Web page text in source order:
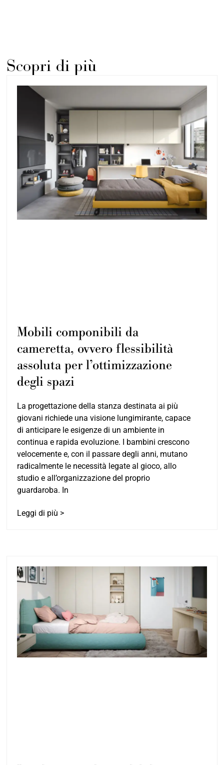
Scopri di più
Mobili componibili da
cameretta, ovvero flessibilità
assoluta per l’ottimizzazione
degli spazi
La progettazione della stanza destinata ai più
giovani richiede una visione lungimirante, capace
di anticipare le esigenze di un ambiente in
continua e rapida evoluzione. I bambini crescono
velocemente e, con il passare degli anni, mutano
radicalmente le necessità legate al gioco, allo
studio e all’organizzazione del proprio
guardaroba. In
Leggi di più >